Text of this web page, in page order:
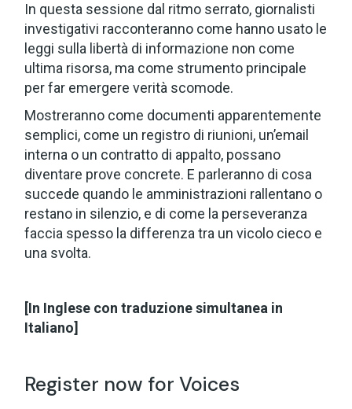
In questa sessione dal ritmo serrato, giornalisti
investigativi racconteranno come hanno usato le
leggi sulla libertà di informazione non come
ultima risorsa, ma come strumento principale
per far emergere verità scomode.
Mostreranno come documenti apparentemente
semplici, come un registro di riunioni, un’email
interna o un contratto di appalto, possano
diventare prove concrete. E parleranno di cosa
succede quando le amministrazioni rallentano o
restano in silenzio, e di come la perseveranza
faccia spesso la differenza tra un vicolo cieco e
una svolta.
[In Inglese con traduzione simultanea in
Italiano]
Register now for Voices